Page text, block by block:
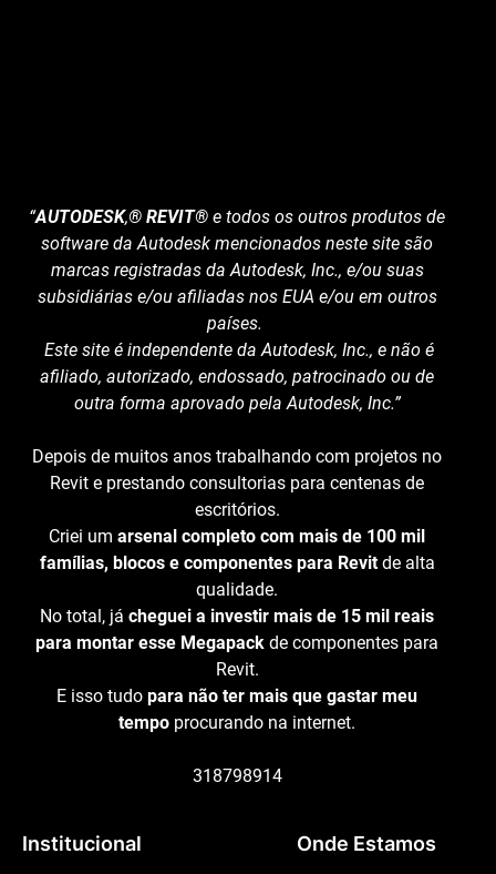
“AUTODESK,® REVIT® e todos os outros produtos de
software da Autodesk mencionados neste site são
marcas registradas da Autodesk, Inc., e/ou suas
subsidiárias e/ou afiliadas nos EUA e/ou em outros
países.
Este site é independente da Autodesk, Inc., e não é
afiliado, autorizado, endossado, patrocinado ou de
outra forma aprovado pela Autodesk, Inc.”
Depois de muitos anos trabalhando com projetos no
Revit e prestando consultorias para centenas de
escritórios.
Criei um arsenal completo com mais de 100 mil
famílias, blocos e componentes para Revitde alta
qualidade.
No total, já cheguei a investir mais de 15 mil reais
para montar esse Megapack de componentes para
Revit.
E isso tudo para não ter mais que gastar meu
tempo procurando na internet.
318798914
Institucional Onde Estamos